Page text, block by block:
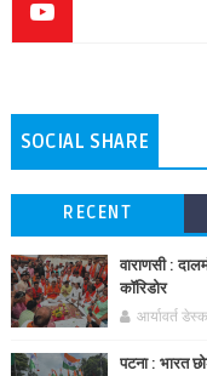
SOCIAL SHARE
RECENT
वाराणसी :
कॉरिडोर
आर्यावर्त डेस्क
पटना : भारत